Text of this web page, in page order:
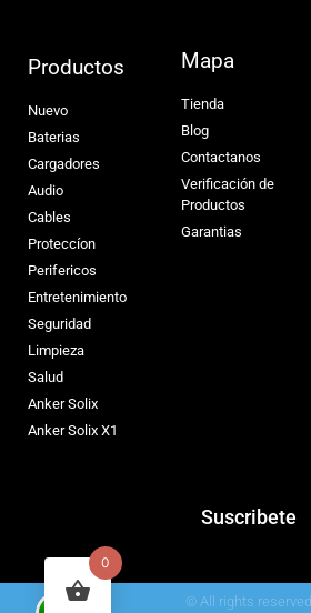
Productos
Nuevo
Baterias
Cargadores
Audio
Cables
Proteccíon
Perifericos
Entretenimiento
Seguridad
Limpieza
Salud
Anker Solix
Anker Solix X1
Mapa
Tienda
Blog
Contactanos
Verificación de
Productos
Garantias
Suscribete
© All rights reserved
0